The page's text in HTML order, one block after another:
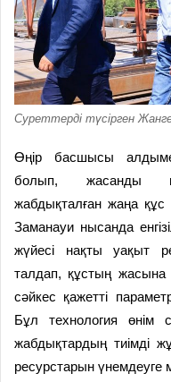
Суреттерді түсірген
Өңір басшысы
болып, жасанды
жабдықталған жаңа
Заманауи нысанда
жүйесі нақты уақыт
талдап, құстың
сәйкес қажетті
Бұл технология өнім
жабдықтардың тиімді
ресурстарын үнемдеуге